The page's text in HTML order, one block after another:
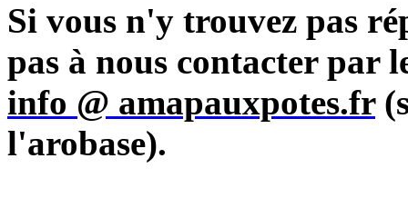
Si vous n'y trouvez pas
pas à nous contacter par
info @ amapauxpotes.fr
l'arobase).